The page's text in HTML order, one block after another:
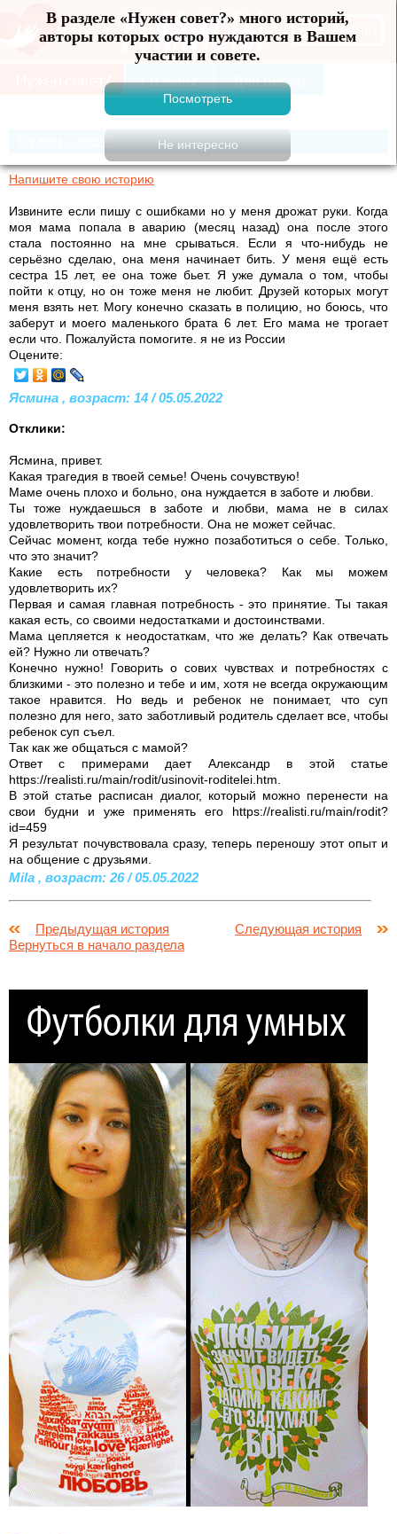
В разделе «Нужен совет?» много историй, авторы
которых остро нуждаются в Вашем участии и
совете.
Меню
Нужен совет?
Напишите свою историю
Извините если пишу с ошибками но у меня дрожат руки. Когда
моя мама попала в аварию (месяц назад) она после этого
стала постоянно на мне срываться. Если я что-нибудь не
серьёзно сделаю, она меня начинает бить. У меня ещё есть
сестра 15 лет, ее она тоже бьет. Я уже думала о том, чтобы
пойти к отцу, но он тоже меня не любит. Друзей которых могут
меня взять нет. Могу конечно сказать в полицию, но боюсь, что
заберут и моего маленького брата 6 лет. Его мама не трогает
если что. Пожалуйста помогите. я не из России
Оцените:
Ясмина , возраст: 14 / 05.05.2022
Отклики:
Ясмина, привет.
Какая трагедия в твоей семье! Очень сочувствую!
Маме очень плохо и больно, она нуждается в заботе и любви.
Ты тоже нуждаешься в заботе и любви, мама не в силах
удовлетворить твои потребности. Она не может сейчас.
Сейчас момент, когда тебе нужно позаботиться о себе. Только,
что это значит?
Какие есть потребности у человека? Как мы можем
удовлетворить их?
Первая и самая главная потребность - это принятие. Ты такая
какая есть, со своими недостатками и достоинствами.
Мама цепляется к неодостаткам, что же делать? Как отвечать
ей? Нужно ли отвечать?
Конечно нужно! Говорить о сових чувствах и потребностях с
близкими - это полезно и тебе и им, хотя не всегда окружающим
такое нравится. Но ведь и ребенок не понимает, что суп
полезно для него, зато заботливый родитель сделает все, чтобы
ребенок суп съел.
Так как же общаться с мамой?
Ответ с примерами дает Александр в этой статье
https://realisti.ru/main/rodit/usinovit-roditelei.htm.
В этой статье расписан диалог, который можно перенести на
свои будни и уже применять его https://realisti.ru/main/rodit?
id=459
Я результат почувствовала сразу, теперь переношу этот опыт и
на общение с друзьями.
Mila , возраст: 26 / 05.05.2022
Предыдущая история
Следующая история
Вернуться в начало раздела